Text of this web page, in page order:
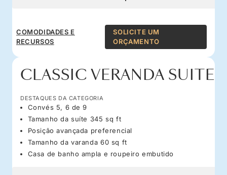
COMODIDADES E
RECURSOS
SOLICITE UM
ORÇAMENTO
CLASSIC VERANDA SUITE
DESTAQUES DA CATEGORIA
Convés 5, 6 de 9
Tamanho da suíte 345 sq ft
Posição avançada preferencial
Tamanho da varanda 60 sq ft
Casa de banho ampla e roupeiro embutido